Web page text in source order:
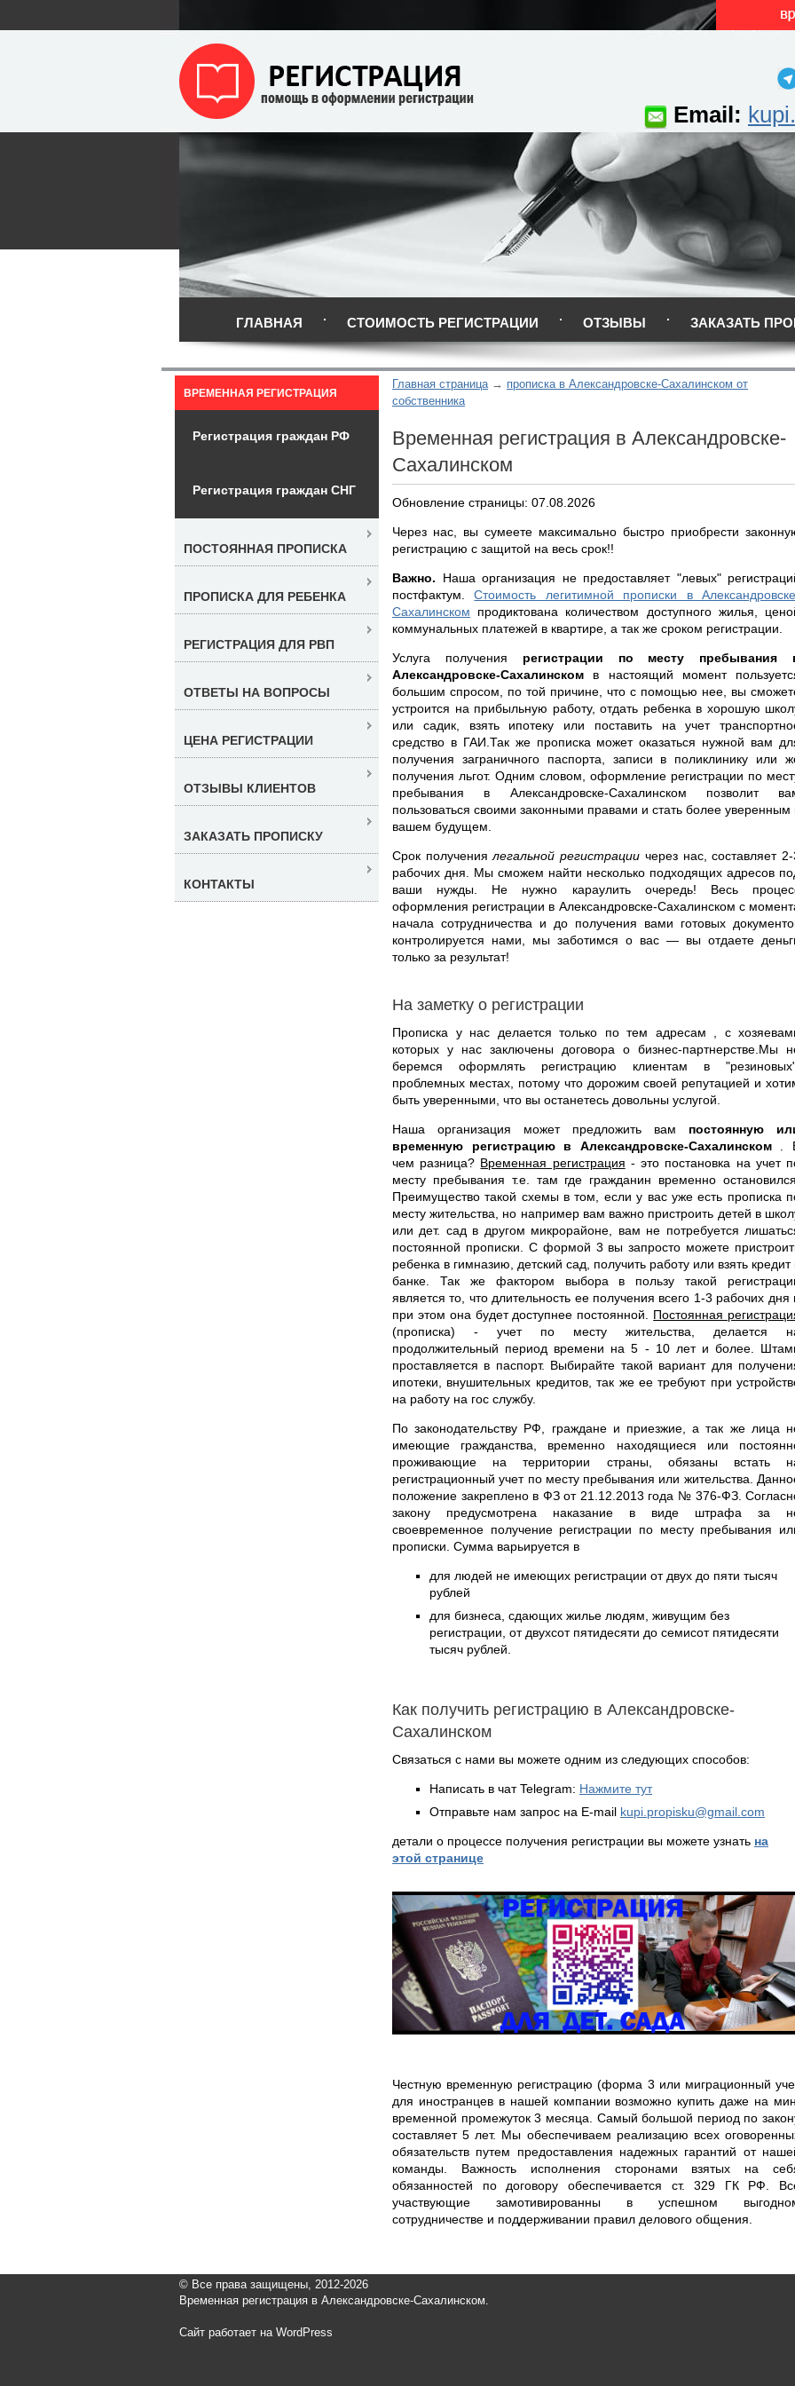
Email:
ГЛАВНАЯ СТОИМОСТЬ РЕГИСТРАЦИИ ОТЗЫВЫ ЗАКАЗАТЬ
Главная страница
прописка в Александровске-Сахалинском от
собственника
Временная регистрация в Александровске-
Сахалинском
Обновление страницы: 07.08.2026
Через нас, вы сумеете максимально быстро приобрести
регистрацию с защитой на весь срок!!
Важно. Наша организация не предоставляет "левых"
постфактум.Стоимость легитимной прописки в
Сахалинском продиктована количеством доступного жилья,
коммунальных платежей в квартире, а так же сроком регистрации.
Услуга получения регистрации по месту пребывания
Александровске-Сахалинском в настоящий момент
большим спросом, по той причине, что с помощью нее, вы
устроится на прибыльную работу, отдать ребенка в хорошую
или садик, взять ипотеку или поставить на учет
средство в ГАИ.Так же прописка может оказаться нужной вам
получения заграничного паспорта, записи в поликлинику или
получения льгот. Одним словом, оформление регистрации по
пребывания в Александровске-Сахалинском позволит
пользоваться своими законными правами и стать более уверенным
вашем будущем.
Срок получениялегальной регистрации через нас, составляет 2-
рабочих дня. Мы сможем найти несколько подходящих адресов
ваши нужды. Не нужно караулить очередь! Весь
оформления регистрации в Александровске-Сахалинском с
начала сотрудничества и до получения вами готовых
контролируется нами, мы заботимся о вас — вы отдаете
только за результат!
На заметку о регистрации
Прописка у нас делается только по тем адресам , с
которых у нас заключены договора о бизнес-партнерстве.Мы
беремся оформлять регистрацию клиентам в
проблемных местах, потому что дорожим своей репутацией и
быть уверенными, что вы останетесь довольны услугой.
Наша организация может предложить вам постоянную
временную регистрацию в Александровске-Сахалинском
.
чем разница? Временная регистрация - это постановка на учет
месту пребывания т.е. там где гражданин временно остановился.
Преимущество такой схемы в том, если у вас уже есть прописка
месту жительства, но например вам важно пристроить детей в
или дет. сад в другом микрорайоне, вам не потребуется
постоянной прописки. С формой 3 вы запросто можете
ребенка в гимназию, детский сад, получить работу или взять кредит
банке. Так же фактором выбора в пользу такой
является то, что длительность ее получения всего 1-3 рабочих дня
при этом она будет доступнее постоянной. Постоянная
(прописка) - учет по месту жительства, делается
продолжительный период времени на 5 - 10 лет и более.
проставляется в паспорт. Выбирайте такой вариант для
ипотеки, внушительных кредитов, так же ее требуют при
на работу на гос службу.
По законодательству РФ, граждане и приезжие, а так же лица
имеющие гражданства, временно находящиеся или
проживающие на территории страны, обязаны встать
регистрационный учет по месту пребывания или жительства.
положение закреплено в ФЗ от 21.12.2013 года № 376-ФЗ.
закону предусмотрена наказание в виде штрафа за
своевременное получение регистрации по месту пребывания
прописки. Сумма варьируется в
для людей не имеющих регистрации от двух до пяти тысяч
рублей
для бизнеса, сдающих жилье людям, живущим без
регистрации, от двухсот пятидесяти до семисот пятидесяти
тысяч рублей.
Как получить регистрацию в Александровске-
Сахалинском
Связаться с нами вы можете одним из следующих способов:
Написать в чат Telegram: Нажмите тут
Отправьте нам запрос на E-mail kupi.propisku@gmail.com
детали о процессе получения регистрации вы можете узнать на
этой странице
Честную временную регистрацию (форма 3 или миграционный
для иностранцев в нашей компании возможно купить даже на мин.
временной промежуток 3 месяца. Самый большой период по
составляет 5 лет. Мы обеспечиваем реализацию всех
обязательств путем предоставления надежных гарантий от
команды. Важность исполнения сторонами взятых на
обязанностей по договору обеспечивается ст. 329 ГК РФ.
участвующие замотивированны в успешном
сотрудничестве и поддерживании правил делового общения.
ВРЕМЕННАЯ РЕГИСТРАЦИЯ
Регистрация граждан РФ
Регистрация граждан СНГ
ПОСТОЯННАЯ ПРОПИСКА
ПРОПИСКА ДЛЯ РЕБЕНКА
РЕГИСТРАЦИЯ ДЛЯ РВП
ОТВЕТЫ НА ВОПРОСЫ
ЦЕНА РЕГИСТРАЦИИ
ОТЗЫВЫ КЛИЕНТОВ
ЗАКАЗАТЬ ПРОПИСКУ
КОНТАКТЫ
© Все права защищены, 2012-2026
Временная регистрация в Александровске-Сахалинском.
Сайт работает на WordPress